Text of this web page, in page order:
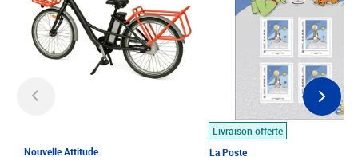
Nouvelle Attitude
Livraison offerte
La Poste